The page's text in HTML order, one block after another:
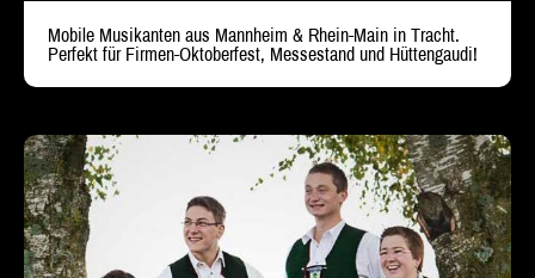
Mobile Musikanten aus Mannheim & Rhein-Main in Tracht.
Perfekt für Firmen-Oktoberfest, Messestand und Hüttengaudi!